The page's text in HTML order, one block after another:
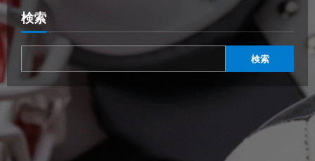
検索
検索